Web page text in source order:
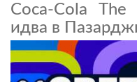
Coca-Cola
идва в